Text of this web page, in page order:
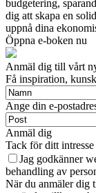
budgetering,
dig att skapa en
uppnå dina
Öppna e-boken nu
Anmäl dig till vårt
Få inspiration,
Ange din e-
Anmäl dig
Tack för ditt
Jag godkänner
behandling av
När du anmäler dig